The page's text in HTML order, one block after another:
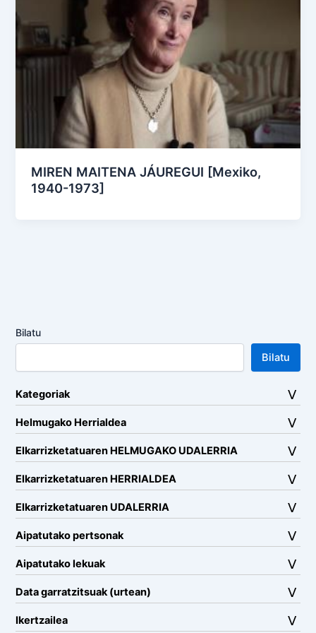
MIREN MAITENA JÁUREGUI [Mexiko,
1940-1973]
Bilatu
Bilatu
Kategoriak
Helmugako Herrialdea
Elkarrizketatuaren HELMUGAKO UDALERRIA
Elkarrizketatuaren HERRIALDEA
Elkarrizketatuaren UDALERRIA
Aipatutako pertsonak
Aipatutako lekuak
Data garratzitsuak (urtean)
Ikertzailea